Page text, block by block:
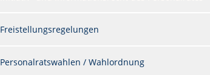
Freistellungsregelungen
Personalratswahlen / Wahlordnung